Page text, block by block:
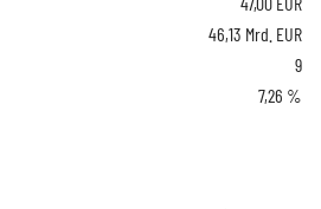
46,13 Mrd. EUR
9
7,26 %